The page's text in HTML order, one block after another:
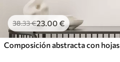
38.33€23.00 €
Composición abstracta con hojas